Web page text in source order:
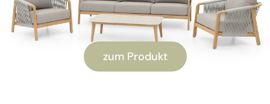
zum Produkt